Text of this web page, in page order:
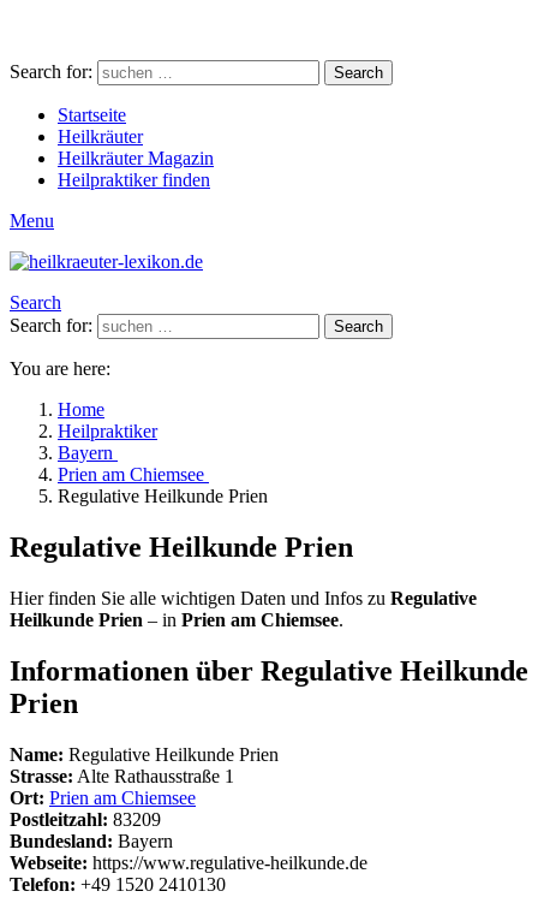
Search for: Search
Startseite
Heilkräuter
Heilkräuter Magazin
Heilpraktiker finden
Menu
Search
Search for:
Search
You are here:
Home
Heilpraktiker
Bayern
Prien am Chiemsee
Regulative Heilkunde Prien
Regulative Heilkunde Prien
Hier finden Sie alle wichtigen Daten und Infos zu Regulative
Heilkunde Prien – in Prien am Chiemsee.
Informationen über Regulative Heilkunde
Prien
Name: Regulative Heilkunde Prien
Strasse: Alte Rathausstraße 1
Ort: Prien am Chiemsee
Postleitzahl: 83209
Bundesland: Bayern
Webseite: https://www.regulative-heilkunde.de
Telefon: +49 1520 2410130